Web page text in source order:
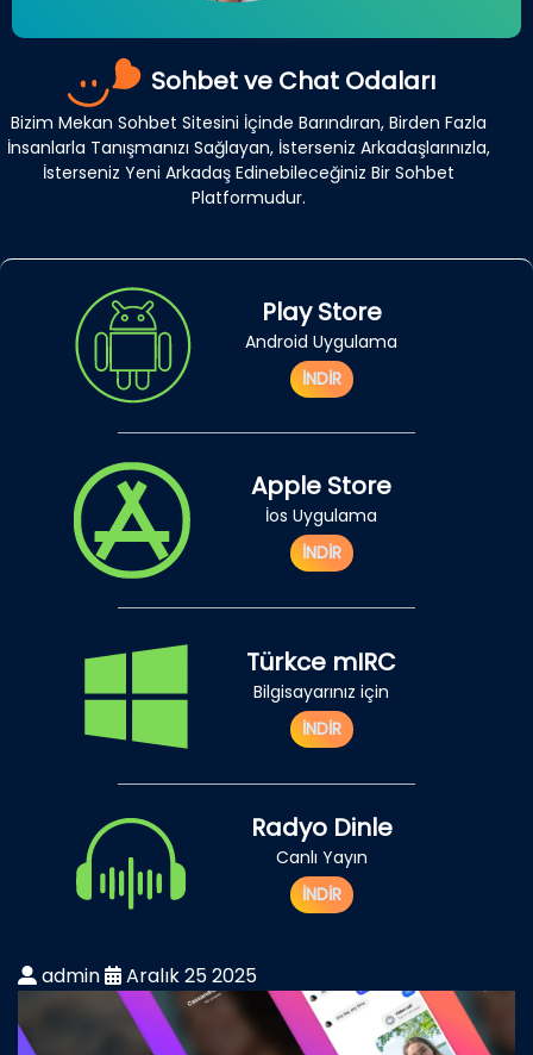
Sohbet ve Chat Odaları
Bizim Mekan Sohbet Sitesini İçinde Barındıran, Birden Fazla
İnsanlarla Tanışmanızı Sağlayan, İsterseniz Arkadaşlarınızla,
İsterseniz Yeni Arkadaş Edinebileceğiniz Bir Sohbet
Platformudur.
Play Store
Android Uygulama
İNDİR
Apple Store
İos Uygulama
İNDİR
Türkce mIRC
Bilgisayarınız için
İNDİR
Radyo Dinle
Canlı Yayın
İNDİR
admin Aralık 25 2025